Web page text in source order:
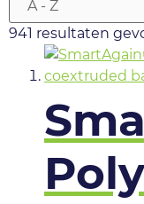
941 resultaten